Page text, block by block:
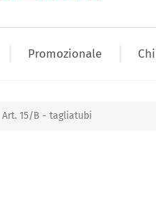
Promozionale
Art. 15/B - tagliatubi